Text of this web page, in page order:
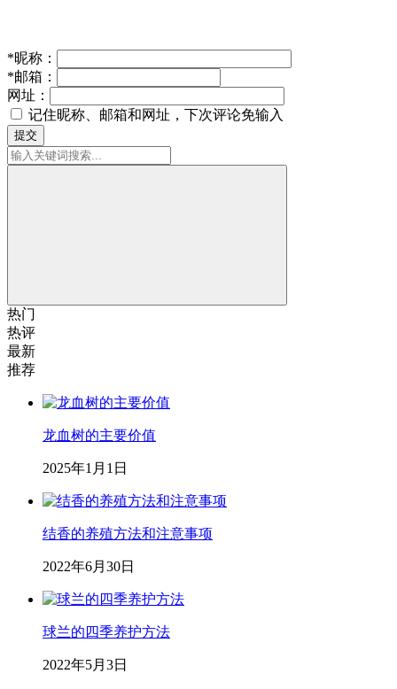
*昵称：
*邮箱：
网址：
记住昵称、邮箱和网址，下次评论免输入
提交
热门
热评
最新
推荐
龙血树的主要价值
2025年1月1日
结香的养殖方法和注意事项
2022年6月30日
球兰的四季养护方法
2022年5月3日